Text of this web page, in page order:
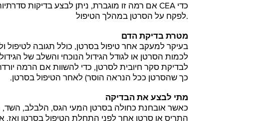
לפקח על הסרטן במהלך הטיפול.
מטרת בדיקת הדם
בעיקר למעקב אחר טיפול בסרטן, כולל תגובה לטיפול
לכמות הסרטן או לגודל הגידול הנוכחי והשלב של
לבדיקת סקר חיובית לסרטן, כדי להשוות אם הרמה
כך שהסרטן ככל הנראה הוסר) לאחר הטיפול בסרטן.
מתי לבצע את הבדיקה
כאשר אובחנת כחולה בסרטן המעי הגס, הלבלב,
התריס או סרטן אחר לפני התחלת הטיפול בסרטן